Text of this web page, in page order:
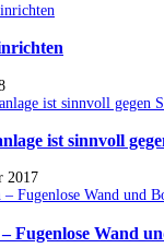
ist sinnvoll
2017
Fugenlose Wand